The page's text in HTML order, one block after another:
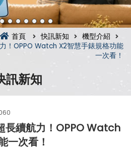
首頁 快訊新知
機型介紹
！OPPO Watch X2智慧手錶規格功能
一次看！
訊新知
長續航力！OPPO Watch
一次看！